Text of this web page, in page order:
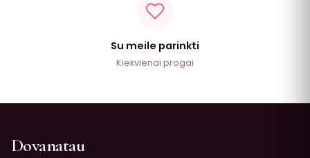
Su meile parinkti
Kiekvienai progai
Dovanatau